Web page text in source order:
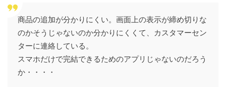
商品の追加が分かりにくい。画面上の表示が締め切りな
のかそうじゃないのか分かりにくくて、カスタマーセン
ターに連絡している。
スマホだけで完結できるためのアプリじゃないのだろう
か・・・・